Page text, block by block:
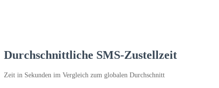
Durchschnittliche SMS-Zustellzeit
Zeit in Sekunden im Vergleich zum globalen Durchschnitt